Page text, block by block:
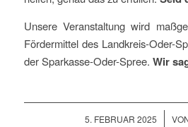
Unsere Veranstaltung wird
Fördermittel des Landkreis-Oder-
der Sparkasse-Oder-Spree. Wir
5. FEBRUAR 2025
/